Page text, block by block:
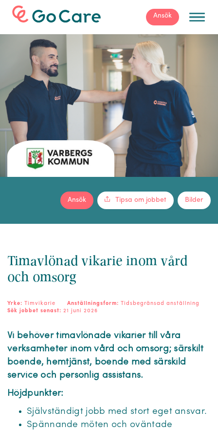
För arbetsgivare Ansök
Bilder
Tipsa om jobbet
Ansök
Timavlönad vikarie inom vård
och omsorg
Yrke: Timvikarie Anställningsform:
Tidsbegränsad anställning
Sök jobbet senast: 21 juni 2026
Vi behöver timavlönade vikarier till våra
verksamheter inom vård och omsorg; särskilt
boende, hemtjänst, boende med särskild
service och personlig assistans.
Höjdpunkter:
Självständigt jobb med stort eget ansvar.
Spännande möten och oväntade